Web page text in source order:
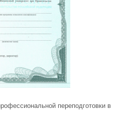
переподготовки в